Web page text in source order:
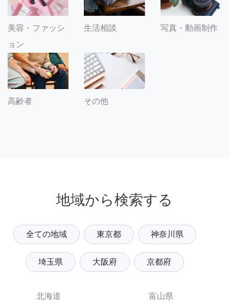
美容・ファッシ
ョン
生活相談 写真・動画制作
高齢者 その他
地域から検索する
全ての地域 東京都 神奈川県
埼玉県 大阪府 京都府
北海道
富山県